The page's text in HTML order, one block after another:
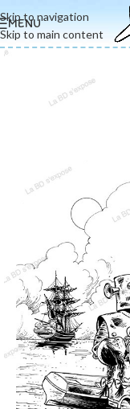
Skip to navigation
Skip to main content
MENU